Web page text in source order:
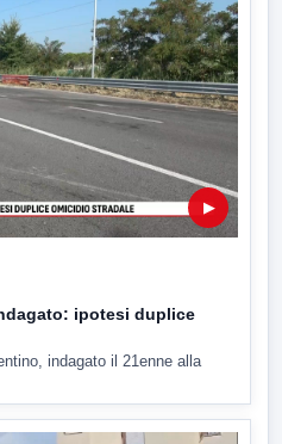
▶
ipotesi duplice
indagato il 21enne alla